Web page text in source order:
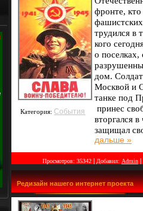
Категория: События
фронте, кто
трудился в
кого
о
дом.
Москвой и
танке под
принес
вторгался
защищал
дальше »
Просмотров: 35342 | Добавил: Admin |
Редизайн нашего интернет проекта